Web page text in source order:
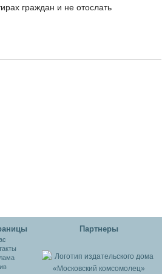
граждан и не отослать
Партнеры